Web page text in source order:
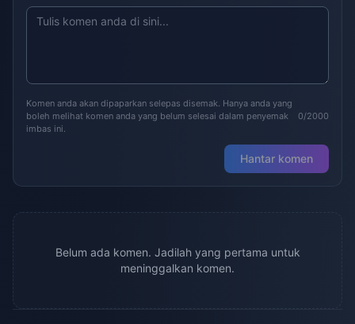
Komen anda akan dipaparkan selepas disemak. Hanya anda yang
boleh melihat komen anda yang belum selesai dalam penyemak
imbas ini.
0/2000
Hantar komen
Belum ada komen. Jadilah yang pertama untuk
meninggalkan komen.